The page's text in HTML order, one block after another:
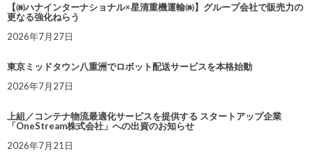
【㈱ハナインターナショナル×星清重機運輸㈱】グループ会社で販売力の
更なる強化ねらう
2026年7月27日
東京ミッドタウン八重洲でロボット配送サービスを本格始動
2026年7月27日
上組／コンテナ物流最適化サービスを提供する スタートアップ企業
「OneStream株式会社」への出資のお知らせ
2026年7月21日